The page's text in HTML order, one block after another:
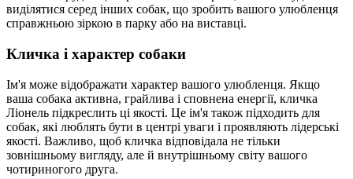
виділятися серед інших собак, що зробить вашого улюбленця
справжньою зіркою в парку або на виставці.
Кличка і характер собаки
Ім'я може відображати характер вашого улюбленця. Якщо
ваша собака активна, грайлива і сповнена енергії, кличка
Ліонель підкреслить ці якості. Це ім'я також підходить для
собак, які люблять бути в центрі уваги і проявляють лідерські
якості. Важливо, щоб кличка відповідала не тільки
зовнішньому вигляду, але й внутрішньому світу вашого
чотириногого друга.